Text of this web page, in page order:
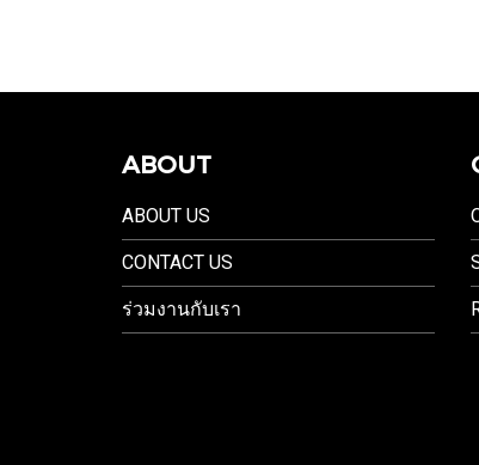
ABOUT
ABOUT US
CONTACT US
ร่วมงานกับเรา